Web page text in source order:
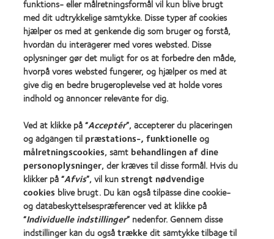
(2011) 100®
Global
Award
(2012)
Vores produkter
Kontaktlinseteknologi
Kontaktlinser og syn
Ny bruger
Erfaren bruger
Om os
Karriere
funktions- eller målretningsformål vil kun blive brugt
med dit udtrykkelige samtykke. Disse typer af cookies
hjælper os med at genkende dig som bruger og forstå,
hvordan du interagerer med vores websted. Disse
oplysninger gør det muligt for os at forbedre den måde,
hvorpå vores websted fungerer, og hjælper os med at
give dig en bedre brugeroplevelse ved at holde vores
indhold og annoncer relevante for dig.
Ved at klikke på “Acceptér”, accepterer du placeringen
og adgangen til præstations-, funktionelleog
målretningscookies, samt behandlingen af dine
personoplysninger, der kræves til disse formål. Hvis du
klikker på “Afvis”, vil kunstrengt nødvendige
cookies blive brugt. Du kan også tilpasse dine cookie-
og databeskyttelsespræferencer ved at klikke på
“Individuelle indstillinger” nedenfor. Gennem disse
indstillinger kan du ogsåtrækkedit samtykke tilbage til